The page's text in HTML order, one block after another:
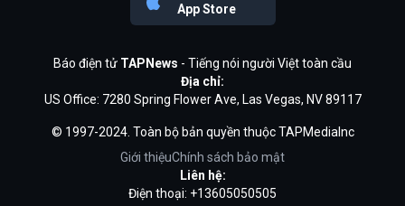
App Store
Báo điện tử TAPNews - Tiếng nói người Việt toàn cầu
Địa chỉ:
US Office: 7280 Spring Flower Ave, Las Vegas, NV 89117
© 1997-2024. Toàn bộ bản quyền thuộc TAPMediaInc
Giới thiệuChính sách bảo mật
Liên hệ:
Điện thoại: +13605050505